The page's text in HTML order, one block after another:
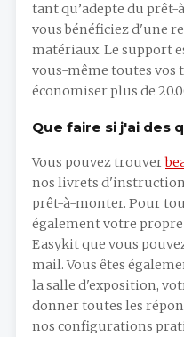
tant qu’adepte du
vous bénéficiez d'une
matériaux. Le support
vous-même toutes vos
économiser plus de
Que faire si j'ai des
Vous pouvez trouver
nos livrets
prêt-à-monter. Pour
également votre
Easykit que vous
mail. Vous êtes
la salle d'exposition,
donner toutes les
nos configurations